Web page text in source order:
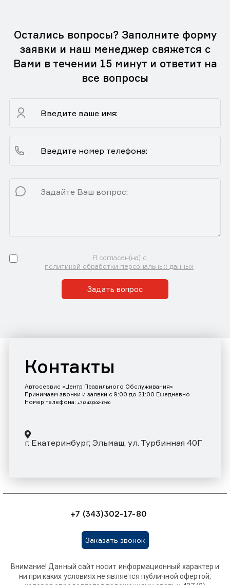
Остались вопросы? Заполните форму
заявки и наш менеджер свяжется с
Вами в течении 15 минут и ответит на
все вопросы
Я согласен(на) с
политикой обработки персональных данных
Задать вопрос
Контакты
Автосервис «Центр Правильного Обслуживания»
Принимаем звонки и заявки с 9:00 до 21:00 Ежедневно
Номер телефона: +7 (343)302-17-80
г. Екатеринбург, Эльмаш, ул. Турбинная 40Г
+7 (343)302-17-80
Заказать звонок
Внимание! Данный сайт носит информационный характер и
ни при каких условиях не является публичной офертой,